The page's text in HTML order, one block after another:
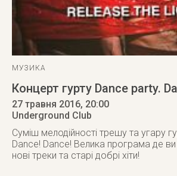
МУЗИКА
Концерт гурту Dance party.
27 травня 2016, 20:00
Underground Club
Суміш мелодійності трешу та угару
Dance! Dance! Велика програма де
нові треки та старі добрі хіти!